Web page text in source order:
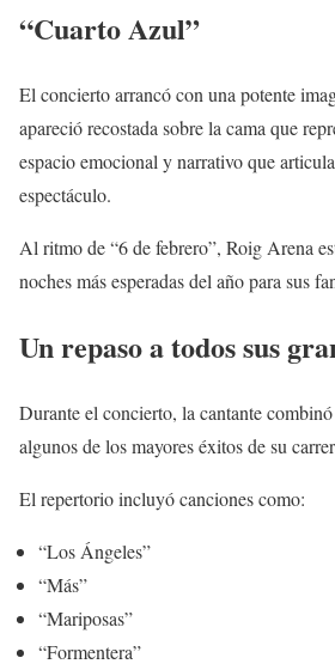
“Cuarto Azul”
El concierto arrancó con una potente
apareció recostada sobre la cama que
espacio emocional y narrativo que
espectáculo.
Al ritmo de “6 de febrero”, Roig Arena
noches más esperadas del año para sus
Un repaso a todos sus
Durante el concierto, la cantante
algunos de los mayores éxitos de su
El repertorio incluyó canciones como:
“Los Ángeles”
“Más”
“Mariposas”
“Formentera”